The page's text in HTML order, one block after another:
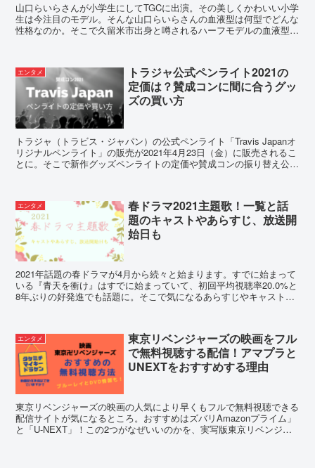
山口らいらさんが小学生にしてTGCに出演。その美しくかわいい小学
生は今注目のモデル。そんな山口らいらさんの血液型は何型でどんな
性格なのか。そこで久留米市出身と噂されるハーフモデルの血液型や
エンタメ
トラジャ公式ペンライト2021の
定価は？賛成コンに間に合うグッ
ズの買い方
トラジャ（トラビス・ジャパン）の公式ペンライト「Travis Japanオ
リジナルペンライト」の販売が2021年4月23日（金）に販売されるこ
とに。そこで新作グッズペンライトの定価や賛成コンの振り替え公演
エンタメ
春ドラマ2021主題歌！一覧と話
題のキャストやあらすじ、放送開
始日も
2021年話題の春ドラマが4月から続々と始まります。すでに始まって
いる『青天を衝け』はすでに始まっていて、初回平均視聴率20.0%と
8年ぶりの好発進でも話題に。そこで気になるあらすじやキャスト、
エンタメ
東京リベンジャーズの映画をフル
で無料視聴する配信！アマプラと
UNEXTをおすすめする理由
東京リベンジャーズの映画の人気により早くもフルで無料視聴できる
配信サイトが気になるところ。おすすめはズバリAmazonプライム」
と「U-NEXT」！この2つがなぜいいのかを、実写版東京リベンジャ